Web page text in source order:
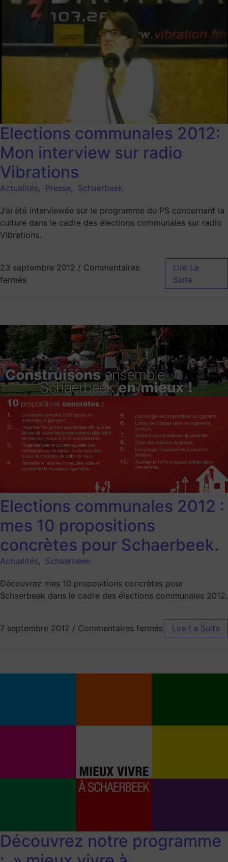
Elections communales 2012:
Mon interview sur radio
Vibrations
Actualités, Presse, Schaerbeek
J’ai été interviewée sur le programme du PS concernant la
culture dans le cadre des élections communales sur radio
Vibrations.
23 septembre 2012 / Commentaires
fermés
Lire La
Suite
Elections communales 2012 :
mes 10 propositions
concrètes pour Schaerbeek.
Actualités, Schaerbeek
Découvrez mes 10 propositions concrètes pour
Schaerbeek dans le cadre des élections communales 2012.
7 septembre 2012 / Commentaires fermés Lire La Suite
Découvrez notre programme